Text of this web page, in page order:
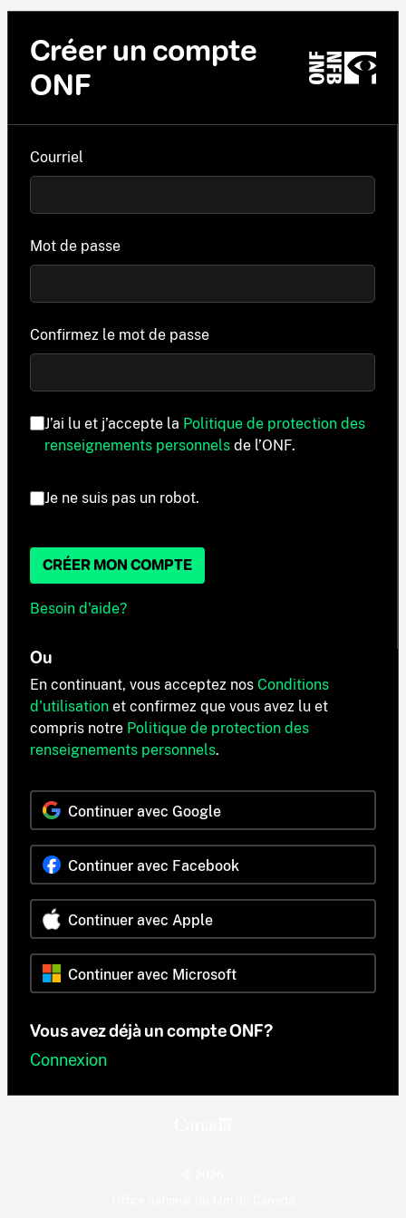
Créer un compte
ONF
Courriel
Mot de passe
Confirmez le mot de passe
J’ai lu et j’accepte la Politique de protection des
renseignements personnels de l’ONF.
Je ne suis pas un robot.
CRÉER MON COMPTE
Besoin d'aide?
Ou
En continuant, vous acceptez nos Conditions
d'utilisation et confirmez que vous avez lu et
compris notre Politique de protection des
renseignements personnels.
Continuer avec Google
Continuer avec Facebook
Continuer avec Apple
Continuer avec Microsoft
Vous avez déjà un compte ONF?
Connexion